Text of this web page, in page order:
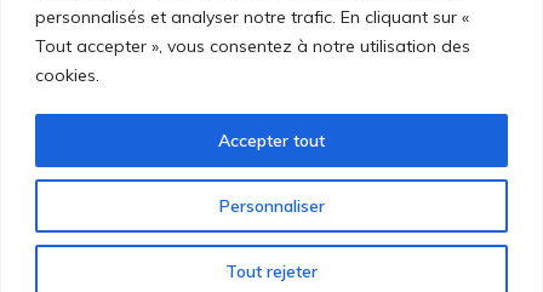
personnalisés et analyser notre trafic. En cliquant sur «
Tout accepter », vous consentez à notre utilisation des
cookies.
Personnaliser
Tout rejeter
Accepter tout
Rechercher sur le blog
Rechercher :
© 2026 proetco.fr - Tous droits réservés.